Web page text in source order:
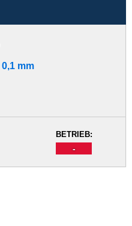
0,1 mm
BETRIEB:
-